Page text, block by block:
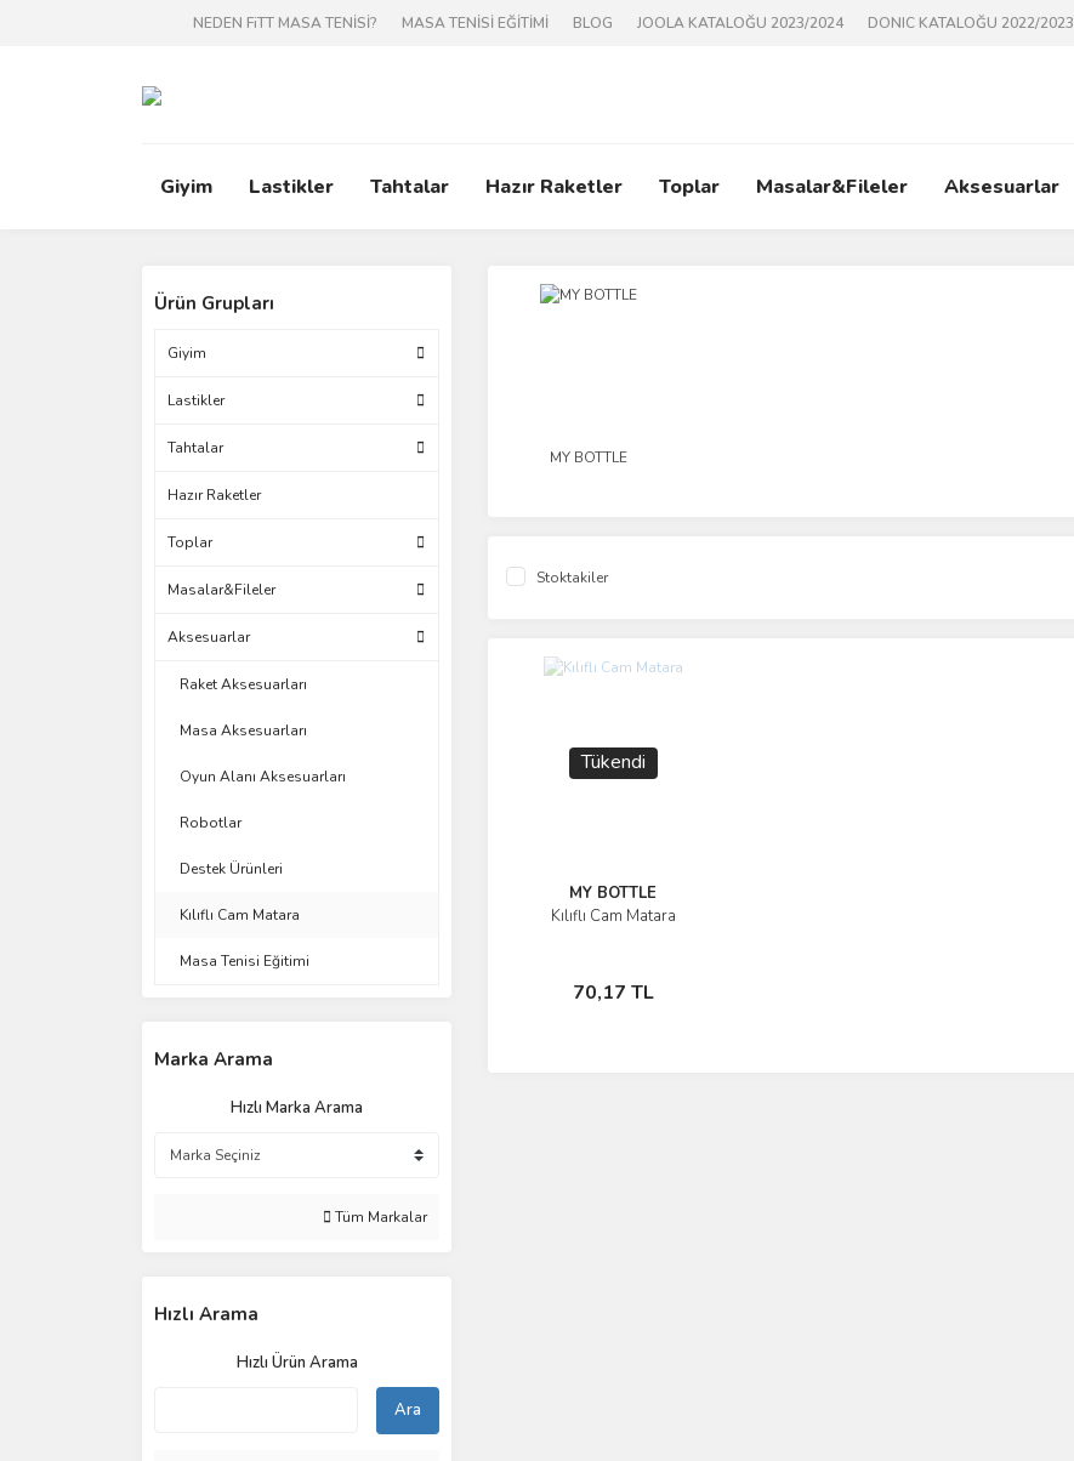
NEDEN FiTT MASA TENİSİ? MASA TENİSİ EĞİTİMİ BLOG JOOLA KATALOĞU 2023/2024 DONIC KATALOĞU 2022/2023
Giyim Lastikler Tahtalar Hazır Raketler Toplar Masalar&Fileler Aksesuarlar
Ürün Grupları
Giyim
Lastikler
Tahtalar
Hazır Raketler
Toplar
Masalar&Fileler
Aksesuarlar
Raket Aksesuarları
Masa Aksesuarları
Oyun Alanı Aksesuarları
Robotlar
Destek Ürünleri
Kılıflı Cam Matara
Masa Tenisi Eğitimi
Marka Arama
Hızlı Marka Arama
Tüm Markalar
Hızlı Arama
Hızlı Ürün Arama
Ara
MY BOTTLE
Stoktakiler
Tükendi
MY BOTTLE
Kılıflı Cam Matara
70,17 TL
İncele
Stokta Yok